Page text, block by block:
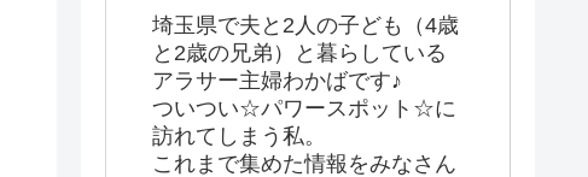
埼玉県で夫と2人の子ども（4歳
と2歳の兄弟）と暮らしている
アラサー主婦わかばです♪
ついつい☆パワースポット☆に
訪れてしまう私。
これまで集めた情報をみなさん